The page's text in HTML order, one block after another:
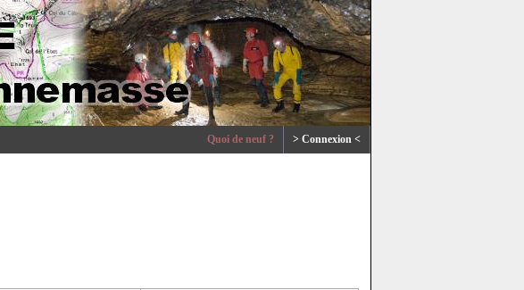
> Connexion <
Quoi de neuf ?